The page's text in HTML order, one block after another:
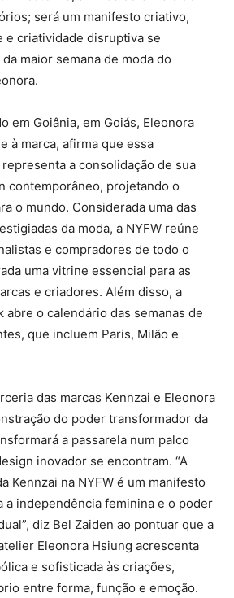
será um manifesto criativo,
e criatividade disruptiva se
maior semana de moda do
em Goiânia, em Goiás, Eleonora
à marca, afirma que essa
a consolidação de sua
contemporâneo, projetando o
o mundo. Considerada uma das
da moda, a NYFW reúne
e compradores de todo o
uma vitrine essencial para as
e criadores. Além disso, a
abre o calendário das semanas de
que incluem Paris, Milão e
das marcas Kennzai e Eleonora
do poder transformador da
a passarela num palco
inovador se encontram. “A
Kennzai na NYFW é um manifesto
a independência feminina e o poder
diz Bel Zaiden ao pontuar que a
Eleonora Hsiung acrescenta
e sofisticada às criações,
entre forma, função e emoção.